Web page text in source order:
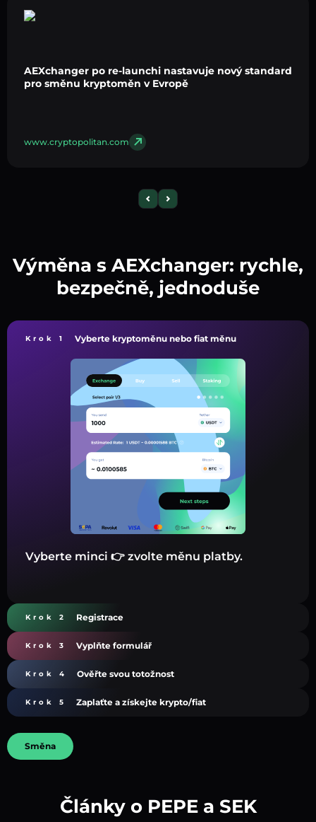
AEXchanger po re-launchi nastavuje nový standard
pro směnu kryptoměn v Evropě
www.cryptopolitan.com
Výměna s AEXchanger: rychle,
bezpečně, jednoduše
Krok 1 Vyberte kryptoměnu nebo fiat měnu
Vyberte minci 👉 zvolte měnu platby.
Krok 2 Registrace
Krok 3 Vyplňte formulář
Krok 4 Ověřte svou totožnost
Krok 5 Zaplaťte a získejte krypto/fiat
Směna
Články o PEPE a SEK